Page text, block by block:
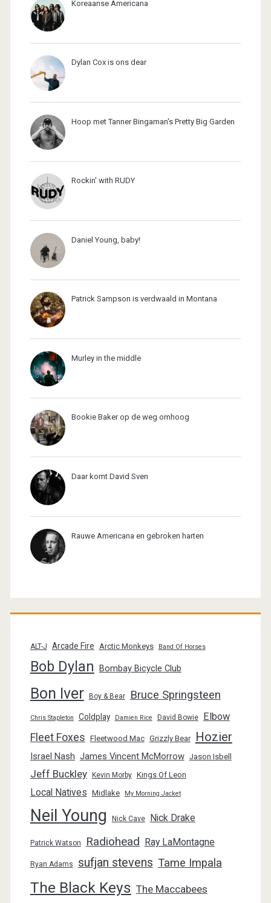
Koreaanse Americana
Dylan Cox is ons dear
Hoop met Tanner Bingaman's Pretty Big Garden
Rockin' with RUDY
Daniel Young, baby!
Patrick Sampson is verdwaald in Montana
Murley in the middle
Bookie Baker op de weg omhoog
Daar komt David Sven
Rauwe Americana en gebroken harten
ALT-J Arcade Fire Arctic Monkeys Band Of Horses
Bob Dylan Bombay Bicycle Club
Bon Iver Boy & Bear Bruce Springsteen
Chris Stapleton Coldplay Damien Rice David Bowie Elbow
Fleet Foxes Fleetwood Mac Grizzly Bear Hozier
Israel Nash James Vincent McMorrow Jason Isbell
Jeff Buckley Kevin Morby Kings Of Leon
Local Natives Midlake My Morning Jacket
Neil Young Nick Cave Nick Drake
Patrick Watson Radiohead Ray LaMontagne
Ryan Adams sufjan stevens Tame Impala
The Black Keys The Maccabees